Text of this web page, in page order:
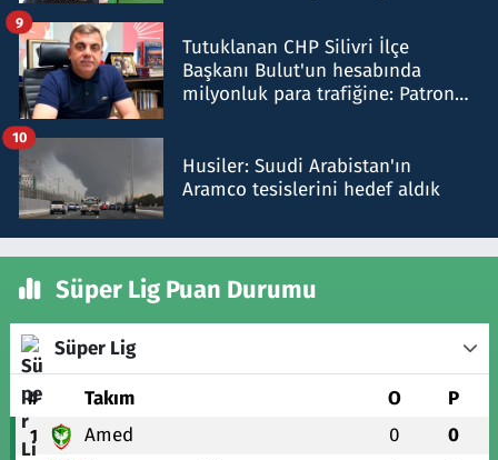
Tutuklanan CHP Silivri İlçe
Başkanı Bulut'un hesabında
milyonluk para trafiğine: Patron
9
Husiler: Suudi Arabistan'ın
Aramco tesislerini hedef aldık
10
Süper Lig Puan Durumu
Süper Lig
# Takım O P
1 Amed 0 0